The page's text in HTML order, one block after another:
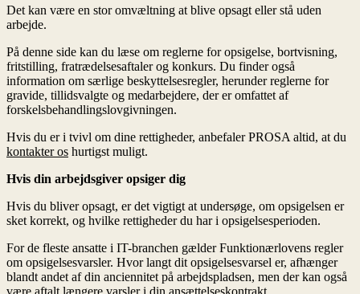
Det kan være en stor omvæltning at blive opsagt eller stå uden
arbejde.
På denne side kan du læse om reglerne for opsigelse, bortvisning,
fritstilling, fratrædelsesaftaler og konkurs. Du finder også
information om særlige beskyttelsesregler, herunder reglerne for
gravide, tillidsvalgte og medarbejdere, der er omfattet af
forskelsbehandlingslovgivningen.
Hvis du er i tvivl om dine rettigheder, anbefaler PROSA altid, at du
kontakter os hurtigst muligt.
Hvis din arbejdsgiver opsiger dig
Hvis du bliver opsagt, er det vigtigt at undersøge, om opsigelsen er
sket korrekt, og hvilke rettigheder du har i opsigelsesperioden.
For de fleste ansatte i IT-branchen gælder Funktionærlovens regler
om opsigelsesvarsler. Hvor langt dit opsigelsesvarsel er, afhænger
blandt andet af din anciennitet på arbejdspladsen, men der kan også